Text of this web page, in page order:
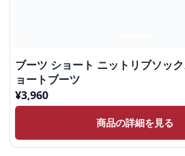
ブーツ ショート ニットリブソッ
ョートブーツ
¥3,960
商品の詳細を見る